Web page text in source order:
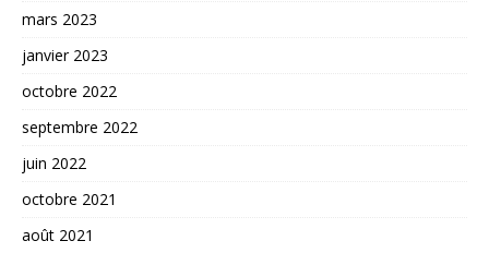
mars 2023
janvier 2023
octobre 2022
septembre 2022
juin 2022
octobre 2021
août 2021